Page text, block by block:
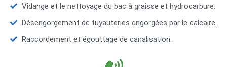
Vidange et le nettoyage du bac à graisse et hydrocarbure.
Désengorgement de tuyauteries engorgées par le calcaire.
Raccordement et égouttage de canalisation.